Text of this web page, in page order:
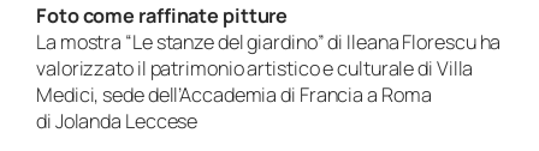
Foto come raffinate pitture
La mostra “Le stanze del giardino” di Ileana Florescu ha
valorizzato il patrimonio artistico e culturale di Villa
Medici, sede dell’Accademia di Francia a Roma
di Jolanda Leccese